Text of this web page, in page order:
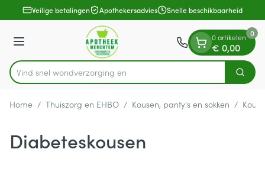
Ga naar de inhoud
1 van 1Veilige betalingen Apothekersadvies Snelle beschikbaarheid
Menu
Product, merk, categorie...
Vind snel wondverzo Zoek
0 artikelen
€ 0,00
0
Home / Thuiszorg en EHBO / Kousen, panty's en sokken /
Diabeteskousen